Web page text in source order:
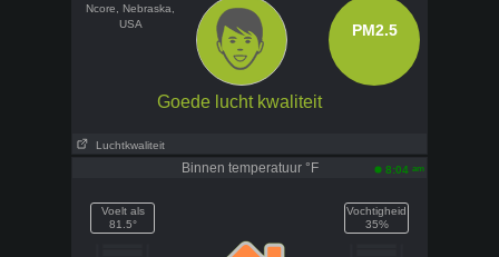
Ncore, Nebraska,
USA
PM2.5
Goede lucht kwaliteit
Luchtkwaliteit
Binnen temperatuur °F 8:04 am
Voelt als
81.5°
Vochtigheid
35%